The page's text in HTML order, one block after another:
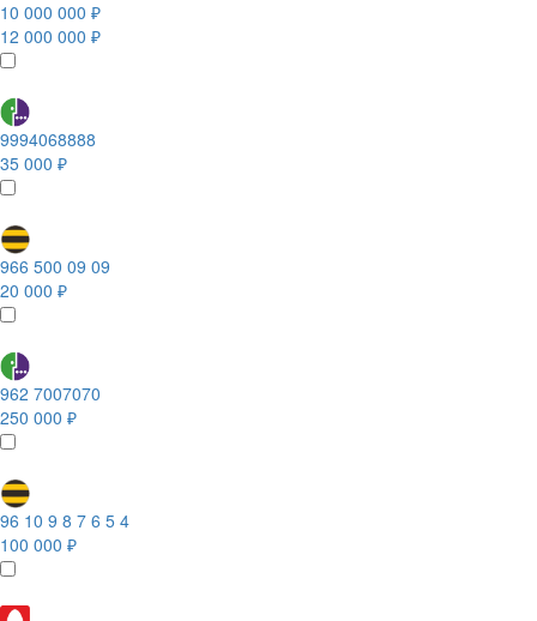
10 000 000 ₽
12 000 000 ₽
9994068888
35 000 ₽
966 500 09 09
20 000 ₽
962 7007070
250 000 ₽
96 10 9 8 7 6 5 4
100 000 ₽